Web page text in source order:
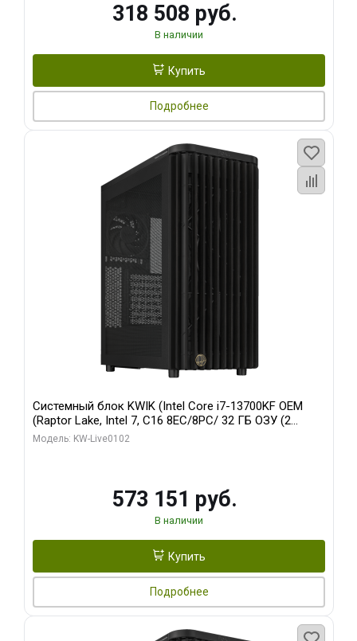
318 508 руб.
В наличии
Купить
Подробнее
Системный блок KWIK (Intel Core i7-13700KF OEM
(Raptor Lake, Intel 7, C16 8EC/8PC/ 32 ГБ ОЗУ (2
модуля)/ Afox RTX4090 24GB GDDR6X 384-Bit 3xDP
Модель: KW-Live0102
573 151 руб.
В наличии
Купить
Подробнее